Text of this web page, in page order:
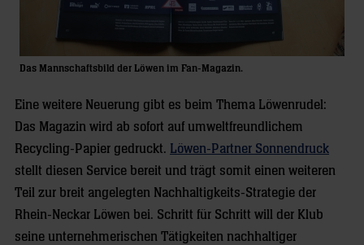
Das Mannschaftsbild der Löwen im Fan-Magazin.
Eine weitere Neuerung gibt es beim Thema Löwenrudel:
Das Magazin wird ab sofort auf umweltfreundlichem
Recycling-Papier gedruckt. Löwen-Partner Sonnendruck
stellt diesen Service bereit und trägt somit einen weiteren
Teil zur breit angelegten Nachhaltigkeits-Strategie der
Rhein-Neckar Löwen bei. Schritt für Schritt will der Klub
seine unternehmerischen Tätigkeiten nachhaltiger